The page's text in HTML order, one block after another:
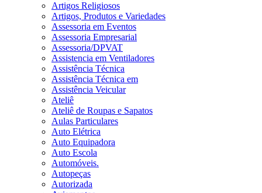
Artigos Religiosos
Artigos, Produtos e Variedades
Assessoria em Eventos
Assessoria Empresarial
Assessoria/DPVAT
Assistencia em Ventiladores
Assistência Técnica
Assistência Técnica em
Assistência Veicular
Ateliê
Ateliê de Roupas e Sapatos
Aulas Particulares
Auto Elétrica
Auto Equipadora
Auto Escola
Automóveis.
Autopeças
Autorizada